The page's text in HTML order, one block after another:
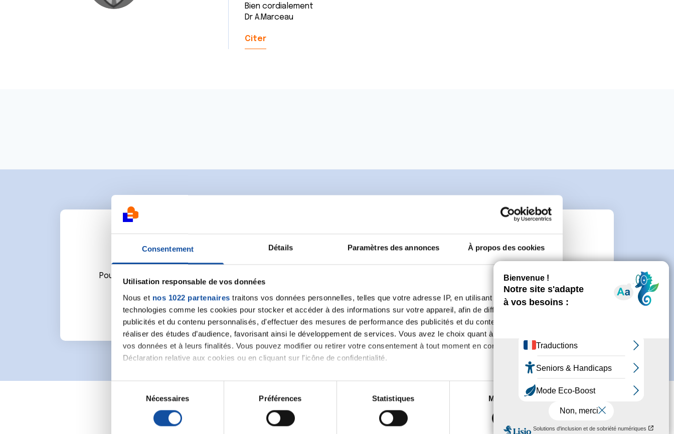
Consentement Détails Paramètres des annonces À propos des cookies
Utilisation responsable de vos données
Nous et nos 1022 partenaires traitons vos données personnelles, telles que votre adresse IP, en utilisant des
technologies comme les cookies pour stocker et accéder à des informations sur votre appareil, afin de diffuser des
publicités et du contenu personnalisés, d'effectuer des mesures de performance des publicités et du contenu, ainsi que de
réaliser des études d’audience, favorisant ainsi le développement de services. Vous avez le choix quant à l'utilisation de
vos données et à leurs finalités. Vous pouvez modifier ou retirer votre consentement à tout moment en consultant la
Déclaration relative aux cookies ou en cliquant sur l'icône de confidentialité.
Si vous le permettez, nous aimerions également :
Collecter des informations sur votre localisation géographique qui peuvent être précises à plusieurs mètres près
digitales).
Nécessaires Préférences Statistiques Marketing
Bien cordialement
Dr A.Marceau
Citer
Ecrire un commentaire
Pour écrire un commentaire ou lancer une nouvelle discussion vous aurez besoin de vous connecter ou de créer un compte.
Se connecter Créer un nouveau compte